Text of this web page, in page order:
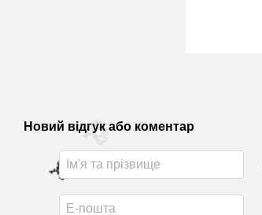
Новий відгук або коментар